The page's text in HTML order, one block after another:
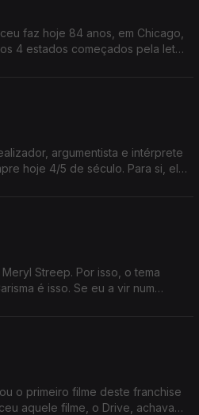
faz hoje 84 anos, em Chicago,
4 estados começados pela letra
argumentista e intérprete
hoje 4/5 de século. Para si, ele
Streep. Por isso, o tema
é isso. Se eu a vir num
o primeiro filme deste franchise
aquele filme, o Drive, achava